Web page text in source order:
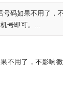
号码如果不用了，
号即可。...
不用了，不影响